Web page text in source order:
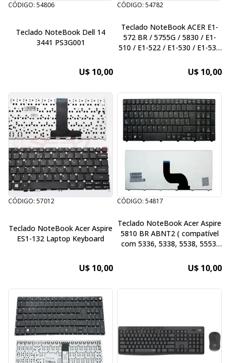
CÓDIGO: 54806
Teclado NoteBook Dell 14
3441 PS3G001
U$ 10,00
CÓDIGO: 54782
Teclado NoteBook ACER E1-
572 BR / 5755G / 5830 / E1-
510 / E1-522 / E1-530 / E1-532
731 / E1-771 / E5-511 / E5-521
/ E5-551 / E5-571 / E5-721 / E5-
711 / V3-531 / V3-551 / V3-571
/ V3-731 / V
U$ 10,00
CÓDIGO: 57012
Teclado NoteBook Acer Aspire
ES1-132 Laptop Keyboard
U$ 10,00
CÓDIGO: 54817
Teclado NoteBook Acer Aspire
5810 BR ABNT2 ( compatível
com 5336, 5338, 5538, 5553,
5740, 5745, 5750 e outros.
U$ 10,00